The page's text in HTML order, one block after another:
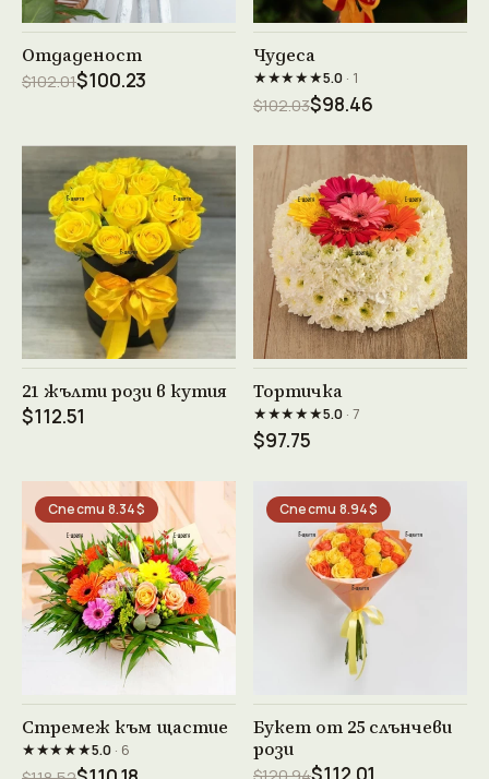
Виж продукта →
Отдаденост
$102.01$100.23
Чудеса
★★★★★5.0· 1
$102.03$98.46
Виж продукта →
21 жълти рози в кутия
$112.51
Виж продукта →
Тортичка
★★★★★5.0· 7
$97.75
Спести 8.34$
Виж продукта →
Стремеж към щастие
★★★★★5.0· 6
Спести 8.94$
Виж продукта →
Букет от 25 слънчеви
рози